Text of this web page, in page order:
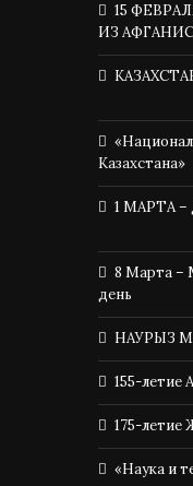
15
ИЗ
Казахстана»
1 МАРТА
8 Марта –
день
НАУРЫЗ
155-летие
175-
«Наука и